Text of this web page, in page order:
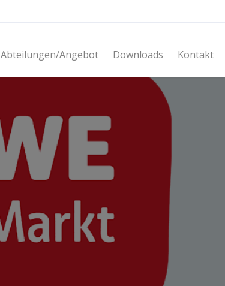
Abteilungen/Angebot Downloads Kontakt